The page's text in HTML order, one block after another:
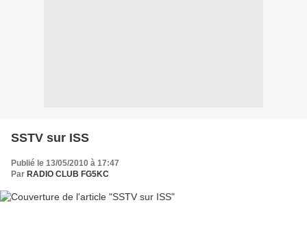
SSTV sur ISS
Publié le 13/05/2010 à 17:47
Par RADIO CLUB FG5KC